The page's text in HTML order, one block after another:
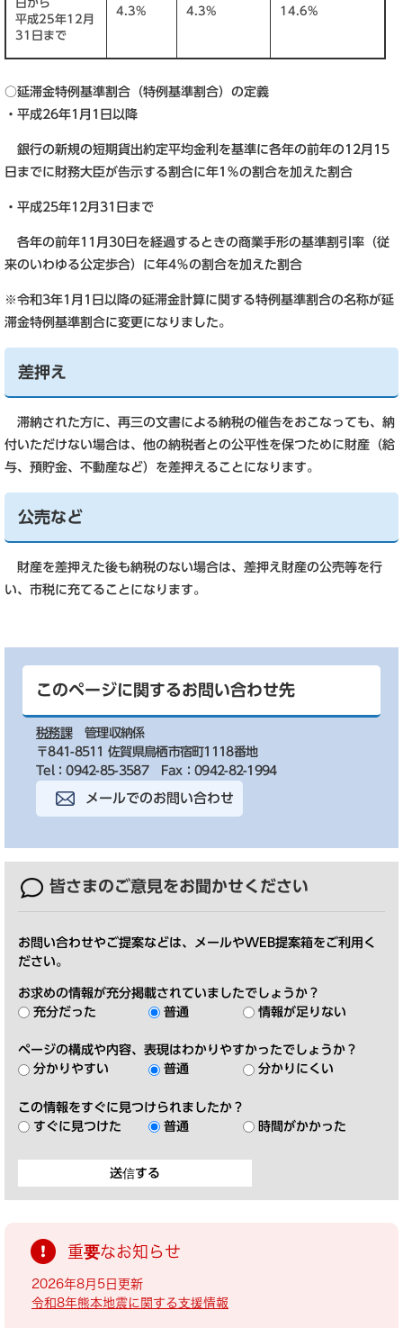
日から
平成25年12月
31日まで
4.3% 4.3% 14.6%
○延滞金特例基準割合（特例基準割合）の定義
・平成26年1月1日以降
銀行の新規の短期貨出約定平均金利を基準に各年の前年の12月15
日までに財務大臣が告示する割合に年1％の割合を加えた割合
・平成25年12月31日まで
各年の前年11月30日を経過するときの商業手形の基準割引率（従
来のいわゆる公定歩合）に年4％の割合を加えた割合
※令和3年1月1日以降の延滞金計算に関する特例基準割合の名称が延
滞金特例基準割合に変更になりました。
差押え
滞納された方に、再三の文書による納税の催告をおこなっても、納
付いただけない場合は、他の納税者との公平性を保つために財産（給
与、預貯金、不動産など）を差押えることになります。
公売など
財産を差押えた後も納税のない場合は、差押え財産の公売等を行
い、市税に充てることになります。
このページに関するお問い合わせ先
税務課
管理収納係
〒841-8511 佐賀県鳥栖市宿町1118番地
Tel：0942-85-3587
Fax：0942-82-1994
メールでのお問い合わせ
皆さまのご意見をお聞かせください
お問い合わせやご提案などは、メールやWEB提案箱をご利用く
ださい。
お求めの情報が充分掲載されていましたでしょうか？
充分だった
普通 情報が足りない
ページの構成や内容、表現はわかりやすかったでしょうか？
分かりやすい
普通 分かりにくい
この情報をすぐに見つけられましたか？
すぐに見つけた
普通 時間がかかった
重要なお知らせ
2026年8月5日更新
令和8年熊本地震に関する支援情報